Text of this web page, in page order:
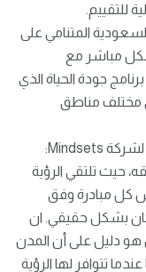
للتقييم.
المتنامي على
مباشر مع
2030، لا سيما برنامج جودة الحياة الذي
مختلف مناطق
وقال الدكتور/ ريان خريباني، الرئيس التنفيذي لشركة Mindsets:
حيث تلتقي الرؤية
كل مبادرة وفق
بشكل حقيقي. ان
رقم، بل هو دليل على أن المدن
تتوافر لها الرؤية